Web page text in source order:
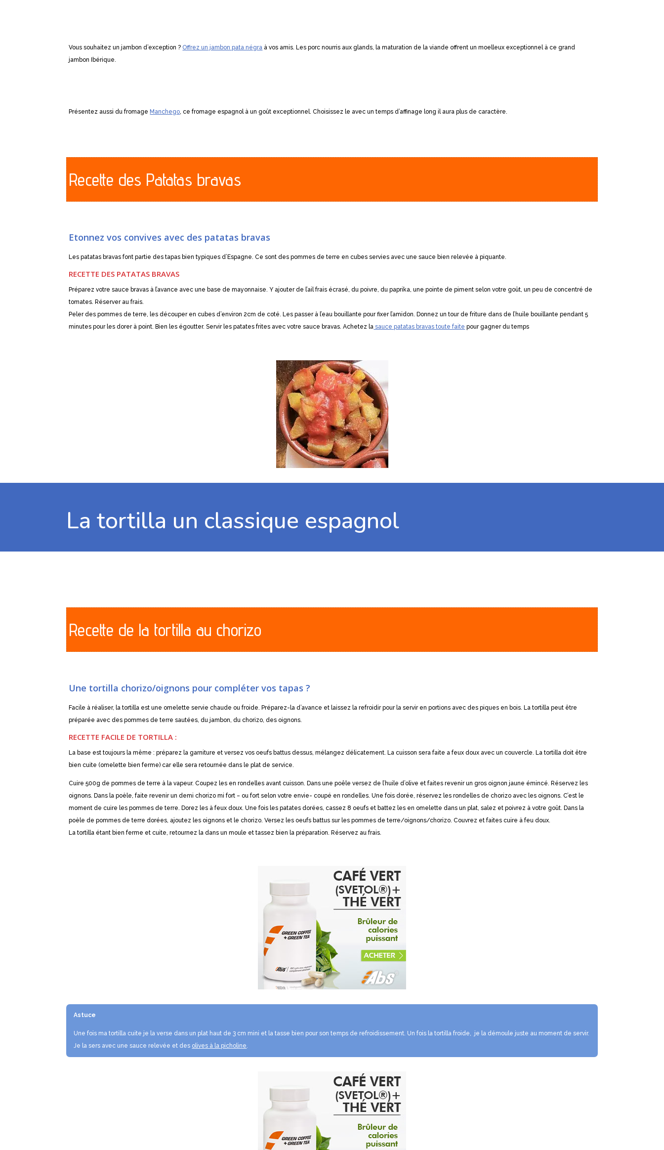
Vous souhaitez un jambon d’exception ? Offrez un jambon pata négra à vos amis. Les porc nourris aux glands, la maturation de la viande offrent un moelleux exceptionnel à ce grand
jambon Ibérique.
Présentez aussi du fromageManchego, ce fromage espagnol à un goût exceptionnel. Choisissez le avec un temps d’affinage long il aura plus de caractère.
Recette des Patatas bravas
Etonnez vos convives avec des patatas bravas
Les patatas bravas font partie des tapas bien typiques d’Espagne. Ce sont des pommes de terre en cubes servies avec une sauce bien relevée à piquante.
RECETTE DES PATATAS BRAVAS
Préparez votre sauce bravas à l’avance avec une base de mayonnaise. Y ajouter de l’ail frais écrasé, du poivre, du paprika, une pointe de piment selon votre goût, un peu de concentré de
tomates. Réserver au frais.
Peler des pommes de terre, les découper en cubes d’environ 2cm de coté. Les passer à l’eau bouillante pour fixer l’amidon. Donnez un tour de friture dans de l’huile bouillante pendant 5
minutes pour les dorer à point. Bien les égoutter. Servir les patates frites avec votre sauce bravas. Achetez la sauce patatas bravas toute faite pour gagner du temps
La tortilla un classique espagnol
Recette de la tortilla au chorizo
Une tortilla chorizo/oignons pour compléter vos tapas ?
Facile à réaliser, la tortilla est une omelette servie chaude ou froide. Préparez-la d’avance et laissez la refroidir pour la servir en portions avec des piques en bois. La tortilla peut être
préparée avec des pommes de terre sautées, du jambon, du chorizo, des oignons.
RECETTE FACILE DE TORTILLA :
La base est toujours la même : préparez la garniture et versez vos oeufs battus dessus, mélangez délicatement. La cuisson sera faite a feux doux avec un couvercle. La tortilla doit être
bien cuite (omelette bien ferme) car elle sera retournée dans le plat de service.
Cuire 500g de pommes de terre à la vapeur. Coupez les en rondelles avant cuisson. Dans une poêle versez de l’huile d’olive et faites revenir un gros oignon jaune émincé. Réservez les
oignons. Dans la poèle, faite revenir un demi chorizo mi fort – ou fort selon votre envie- coupé en rondelles. Une fois dorée, réservez les rondelles de chorizo avec les oignons. C’est le
moment de cuire les pommes de terre. Dorez les à feux doux. Une fois les patates dorées, cassez 8 oeufs et battez les en omelette dans un plat, salez et poivrez à votre goût. Dans la
poèle de pommes de terre dorées, ajoutez les oignons et le chorizo. Versez les oeufs battus sur les pommes de terre/oignons/chorizo. Couvrez et faites cuire à feu doux.
La tortilla étant bien ferme et cuite, retournez la dans un moule et tassez bien la préparation. Réservez au frais.
Astuce
Une fois ma tortilla cuite je la verse dans un plat haut de 3 cm mini et la tasse bien pour son temps de refroidissement. Un fois la tortilla froide, je la démoule juste au moment de servir.
Je la sers avec une sauce relevée et des olives à la picholine